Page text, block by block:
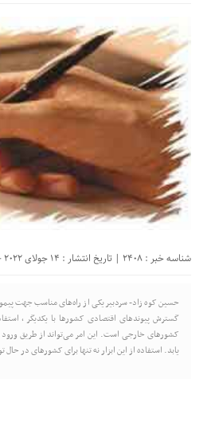
شناسه خبر : 2408 | تاریخ انتشار : 14 جولای 2022 - 11:50 |
حسین کوه زاد- سردبیر یکی از راه‌های مناسب جهت
گسترش پیوند‌های اقتصادی کشور‌ها با یکدیگر ،
کشورهای خارجی است. این امر می‌تواند از طریق
یابد. استفاده از این ابزار نه تنها برای کشورهای در